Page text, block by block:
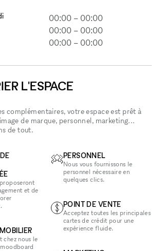
00:00 – 00:00
00:00 – 00:00
00:00 – 00:00
L'ESPACE
complémentaires, votre espace est prêt à
de marque, personnel, marketing...
de tout.
et de
chez nous le
PERSONNEL
Nous vous fournissons le
personnel nécessaire en
quelques clics.
POINT DE VENTE
Acceptez toutes les principales
cartes de crédit pour une
expérience fluide.